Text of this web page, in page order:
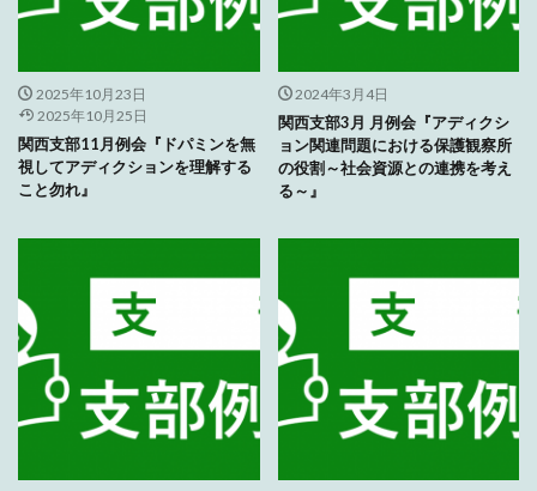
2025年10月23日
2025年10月25日
関西支部11月例会『ドパミンを無
視してアディクションを理解する
こと勿れ』
2024年3月4日
関西支部3月 月例会『アディクシ
ョン関連問題における保護観察所
の役割～社会資源との連携を考え
る～』